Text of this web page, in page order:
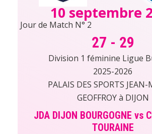
10 septembre
Jour de Match N° 2
27 - 29
Division 1 féminine Ligue
2025-2026
PALAIS DES SPORTS JEAN-
GEOFFROY à DIJON
JDA DIJON BOURGOGNE vs
TOURAINE